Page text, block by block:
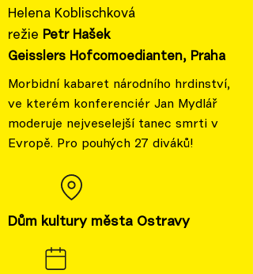
Helena Koblischková
režie Petr Hašek
Geisslers Hofcomoedianten, Praha
Morbidní kabaret národního hrdinství,
ve kterém konferenciér Jan Mydlář
moderuje nejveselejší tanec smrti v
Evropě. Pro pouhých 27 diváků!
Dům kultury města Ostravy